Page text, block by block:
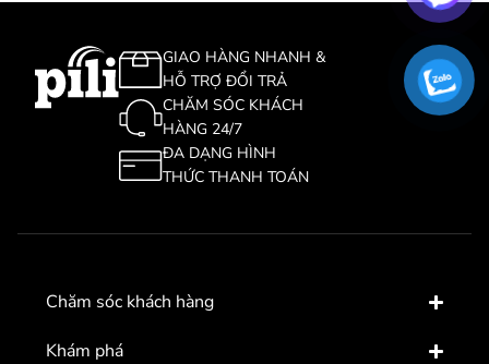
GIAO HÀNG NHANH &
HỖ TRỢ ĐỔI TRẢ
CHĂM SÓC KHÁCH
HÀNG 24/7
ĐA DẠNG HÌNH
THỨC THANH TOÁN
Chăm sóc khách hàng
Khám phá